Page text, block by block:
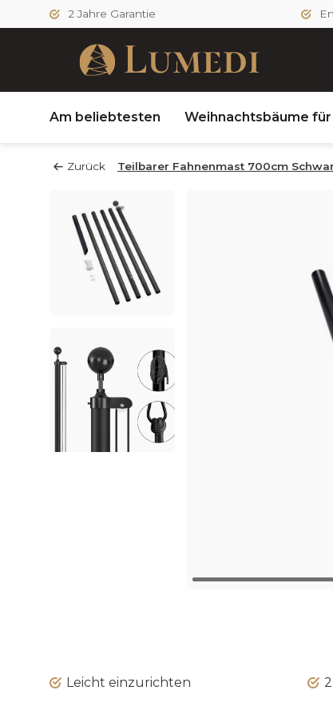
2 Jahre Garantie
Am beliebtesten Weihnachtsbäume
Zurück Teilbarer Fahnenmast 700cm
Leicht einzurichten